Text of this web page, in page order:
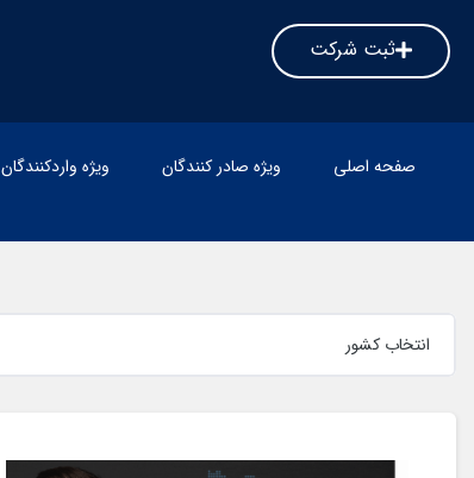
ثبت شرکت
صفحه اصلی ویژه صادر کنندگان ویژه واردکنندگان
انتخاب کشور